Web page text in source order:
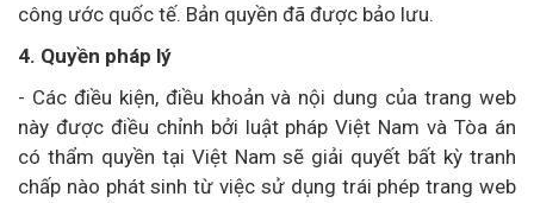
công ước quốc tế. Bản quyền đã được bảo lưu.
4. Quyền pháp lý
- Các điều kiện, điều khoản và nội dung của trang web
này được điều chỉnh bởi luật pháp Việt Nam và Tòa án
có thẩm quyền tại Việt Nam sẽ giải quyết bất kỳ tranh
chấp nào phát sinh từ việc sử dụng trái phép trang web